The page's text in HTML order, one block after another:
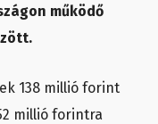
működő
138 millió forint
millió forintra